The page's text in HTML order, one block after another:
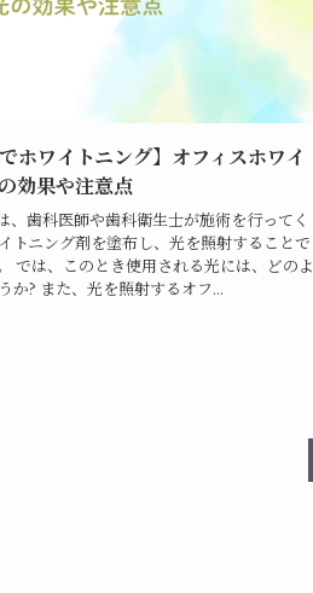
ホワイトニング】オフィスホワイ
効果や注意点
、歯科医師や歯科衛生士が施術を行ってく
トニング剤を塗布し、光を照射することで
では、このとき使用される光には、どのよ
か? また、光を照射するオフ...